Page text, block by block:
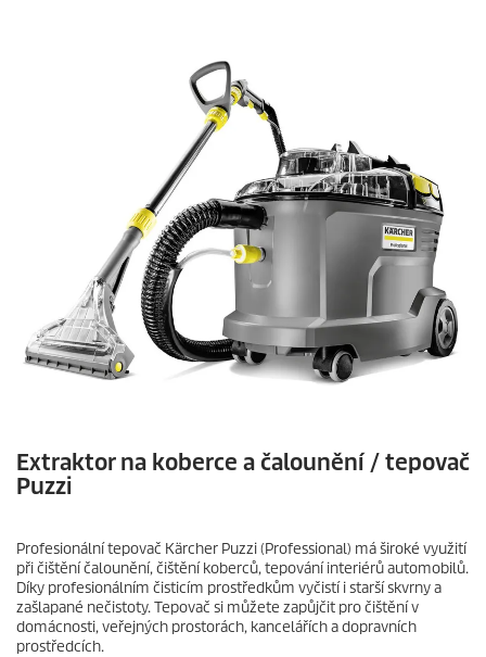
Extraktor na koberce a čalounění / tepovač
Puzzi
Profesionální tepovač Kärcher Puzzi(Professional) má široké využití
při čištění čalounění, čištění koberců, tepování interiérů automobilů.
Díky profesionálním čisticím prostředkům vyčistí i starší skvrny a
zašlapané nečistoty. Tepovač si můžete zapůjčit pro čištění v
domácnosti, veřejných prostorách, kancelářích a dopravních
prostředcích.